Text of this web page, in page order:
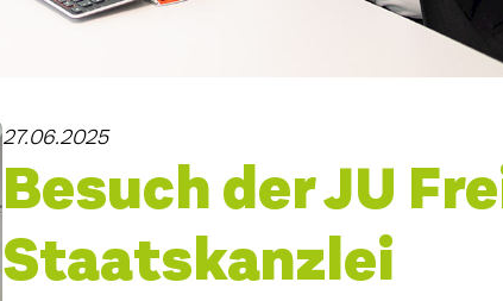
27.06.2025
Besuch der JU
Staatskanzlei